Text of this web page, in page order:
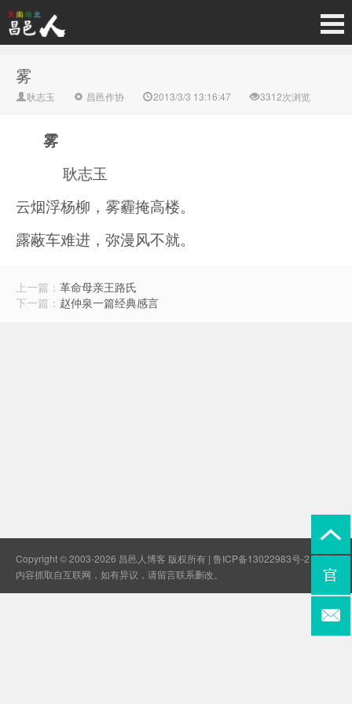
雾
耿志玉 昌邑作协 2013/3/3 13:16:47 3312次浏览
雾
耿志玉
云烟浮杨柳，雾霾掩高楼。
露蔽车难进，弥漫风不就。
上一篇： 革命母亲王路氏
下一篇： 赵仲泉一篇经典感言
Copyright © 2003-2026 昌邑人博客 版权所有 | 鲁ICP备13022983号-2本站
内容抓取自互联网，如有异议，请留言联系删改。